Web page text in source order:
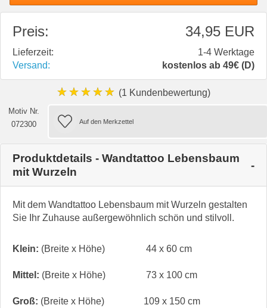
Preis: 34,95 EUR
Lieferzeit:
1-4 Werktage
Versand:
kostenlos ab 49€ (D)
★★★★★ (1 Kundenbewertung)
Motiv Nr.
072300
Produktdetails - Wandtattoo Lebensbaum
mit Wurzeln
Mit dem Wandtattoo Lebensbaum mit Wurzeln gestalten
Sie Ihr Zuhause außergewöhnlich schön und stilvoll.
Klein: (Breite x Höhe) 44 x 60 cm
Mittel: (Breite x Höhe) 73 x 100 cm
Groß: (Breite x Höhe) 109 x 150 cm